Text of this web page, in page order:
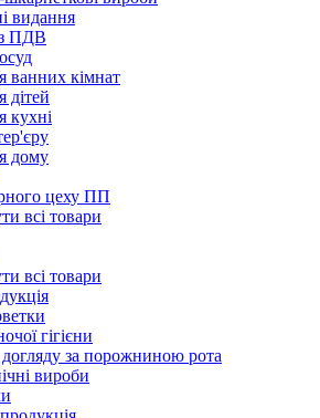
видання
ПДВ
ванних кімнат
дітей
кухні
дому
цеху ПП
всі товари
всі товари
гігієни
за порожниною рота
вироби